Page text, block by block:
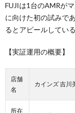
FUJIは1台のAMRが
に向けた初の試みで
るとアピールしている
【実証運用の概要】
店舗
名
カインズ 吉川
所在